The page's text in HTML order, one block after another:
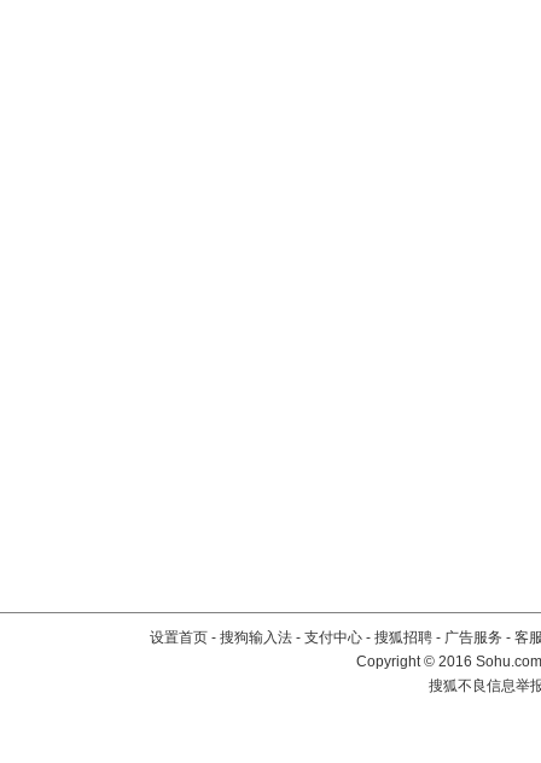
设置首页 - 搜狗输入法 - 支付中心 - 搜狐招聘 - 广告服务 - 客
Copyright©2016
搜狐不良信息举